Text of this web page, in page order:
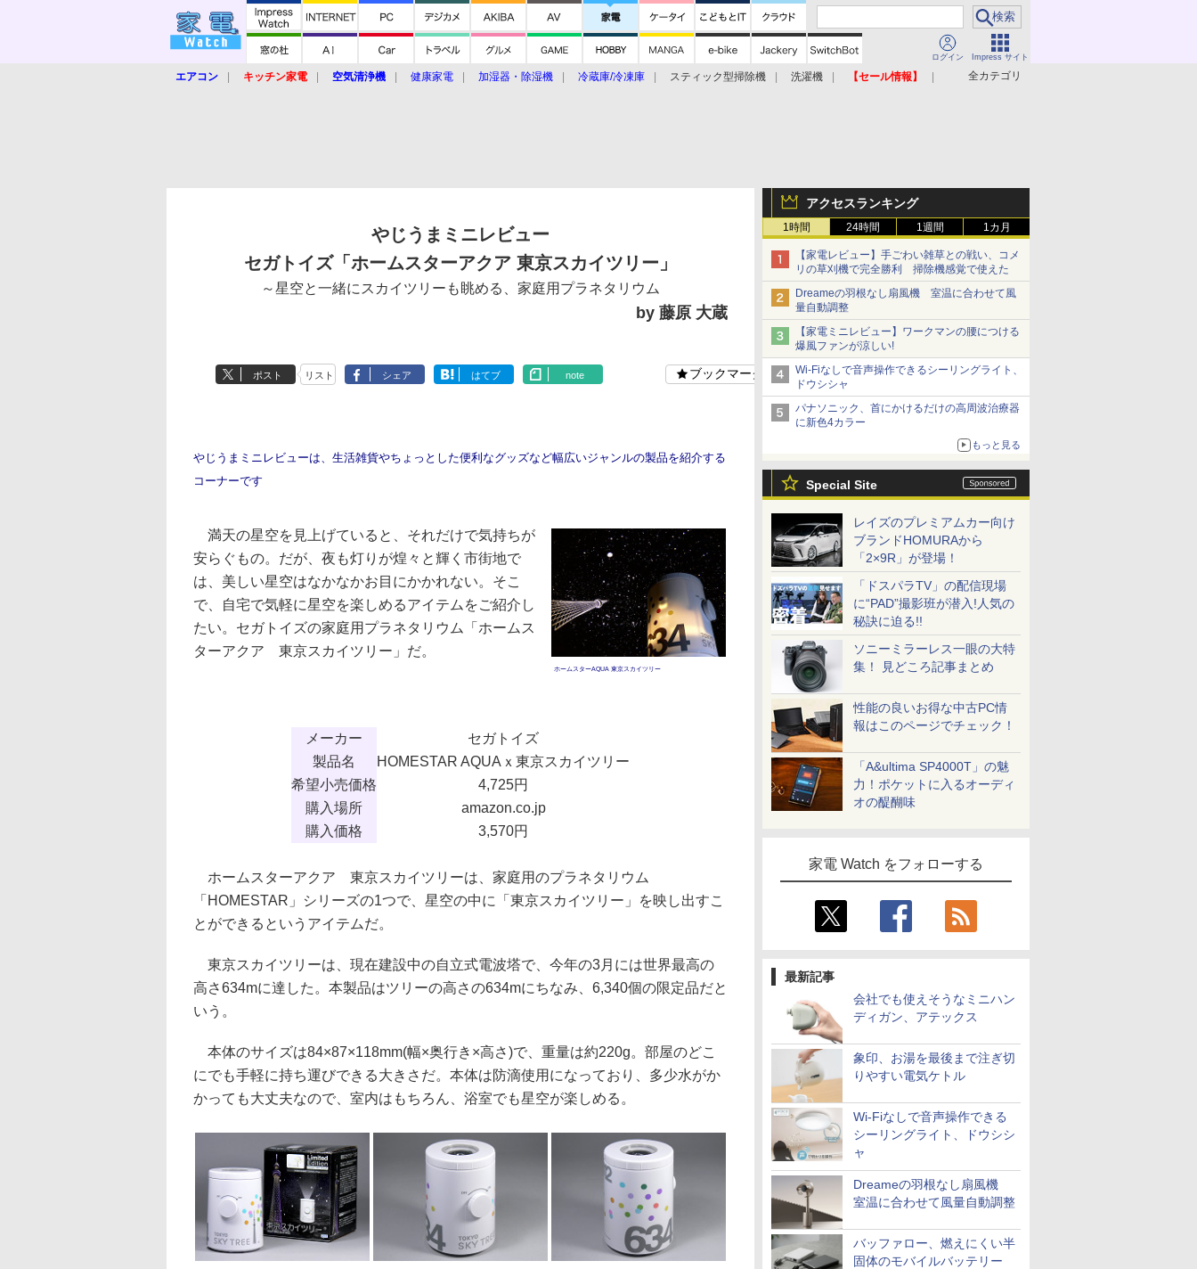
ログイン Impress サイト
全カテゴリ
エアコン キッチン家電 空気清浄機 健康家電 加湿器・除湿機 冷蔵庫/冷凍庫 スティック型掃除機 洗濯機
【セール情報】
アクセスランキング
1時間 24時間 1週間 1カ月
【家電レビュー】手ごわい雑草との戦い、コメ
リの草刈機で完全勝利 掃除機感覚で使えた
Dreameの羽根なし扇風機 室温に合わせて風
量自動調整
【家電ミニレビュー】ワークマンの腰につける
爆風ファンが涼しい!
Wi-Fiなしで音声操作できるシーリングライト、
ドウシシャ
パナソニック、首にかけるだけの高周波治療器
に新色4カラー
もっと見る
Special Site
レイズのプレミアムカー向け
ブランドHOMURAから
「2×9R」が登場！
「ドスパラTV」の配信現場
に“PAD”撮影班が潜入!人気の
秘訣に迫る!!
ソニーミラーレス一眼の大特
集！ 見どころ記事まとめ
性能の良いお得な中古PC情
報はこのページでチェック！
「A&ultima SP4000T」の魅
力！ポケットに入るオーディ
オの醍醐味
家電 Watch をフォローする
最新記事
会社でも使えそうなミニハン
ディガン、アテックス
象印、お湯を最後まで注ぎ切
りやすい電気ケトル
Wi-Fiなしで音声操作できる
シーリングライト、ドウシシ
ャ
Dreameの羽根なし扇風機
室温に合わせて風量自動調整
バッファロー、燃えにくい半
固体のモバイルバッテリー
やじうまミニレビュー
セガトイズ「ホームスターアクア 東京スカイツリー」
～星空と一緒にスカイツリーも眺める、家庭用プラネタリウム
by 藤原 大蔵
ポスト リスト シェア はてブ note ブックマーク
やじうまミニレビューは、生活雑貨やちょっとした便利なグッズなど幅広いジャンルの製品を紹介する
コーナーです
ホームスターAQUA 東京スカイツリー
満天の星空を見上げていると、それだけで気持ちが
安らぐもの。だが、夜も灯りが煌々と輝く市街地で
は、美しい星空はなかなかお目にかかれない。そこ
で、自宅で気軽に星空を楽しめるアイテムをご紹介し
たい。セガトイズの家庭用プラネタリウム「ホームス
ターアクア 東京スカイツリー」だ。
メーカー
セガトイズ
製品名
HOMESTAR AQUAｘ東京スカイツリー
希望小売価格
4,725円
購入場所
amazon.co.jp
購入価格
3,570円
ホームスターアクア 東京スカイツリーは、家庭用のプラネタリウム
「HOMESTAR」シリーズの1つで、星空の中に「東京スカイツリー」を映し出すこ
とができるというアイテムだ。
東京スカイツリーは、現在建設中の自立式電波塔で、今年の3月には世界最高の
高さ634mに達した。本製品はツリーの高さの634mにちなみ、6,340個の限定品だと
いう。
本体のサイズは84×87×118mm(幅×奥行き×高さ)で、重量は約220g。部屋のどこ
にでも手軽に持ち運びできる大きさだ。本体は防滴使用になっており、多少水がか
かっても大丈夫なので、室内はもちろん、浴室でも星空が楽しめる。